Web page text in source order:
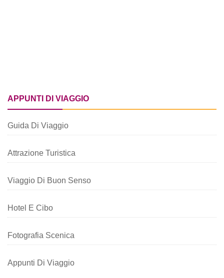
APPUNTI DI VIAGGIO
Guida Di Viaggio
Attrazione Turistica
Viaggio Di Buon Senso
Hotel E Cibo
Fotografia Scenica
Appunti Di Viaggio